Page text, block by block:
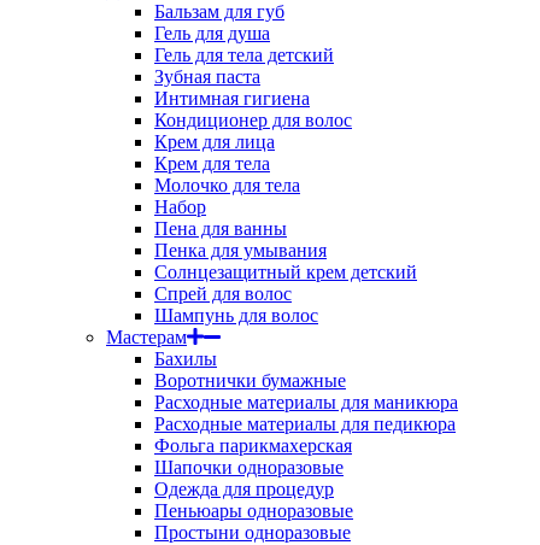
Бальзам для губ
Гель для душа
Гель для тела детский
Зубная паста
Интимная гигиена
Кондиционер для волос
Крем для лица
Крем для тела
Молочко для тела
Набор
Пена для ванны
Пенка для умывания
Солнцезащитный крем детский
Спрей для волос
Шампунь для волос
Мастерам
Бахилы
Воротнички бумажные
Расходные материалы для маникюра
Расходные материалы для педикюра
Фольга парикмахерская
Шапочки одноразовые
Одежда для процедур
Пеньюары одноразовые
Простыни одноразовые